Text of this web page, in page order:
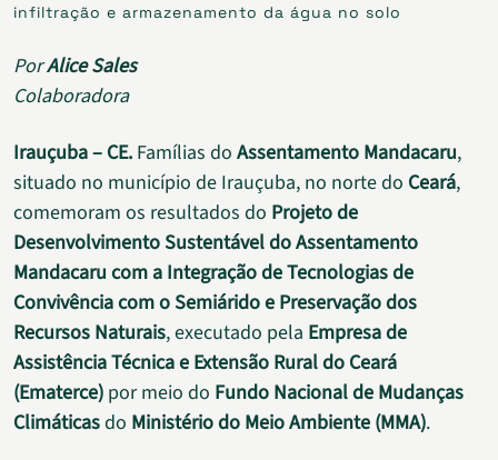
infiltração e armazenamento da água no solo
PorAlice Sales
Colaboradora
Irauçuba – CE. Famílias do Assentamento Mandacaru,
situado no município de Irauçuba, no norte do Ceará,
comemoram os resultados do Projeto de
Desenvolvimento Sustentável do Assentamento
Mandacaru com a Integração de Tecnologias de
Convivência com o Semiárido e Preservação dos
Recursos Naturais, executado pela Empresa de
Assistência Técnica e Extensão Rural do Ceará
(Ematerce) por meio do Fundo Nacional de Mudanças
Climáticasdo Ministério do Meio Ambiente (MMA).